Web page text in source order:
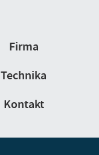
Firma
Technika
Kontakt